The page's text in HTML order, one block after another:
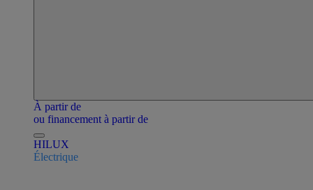
À partir de
ou financement à partir de
HILUX
Électrique